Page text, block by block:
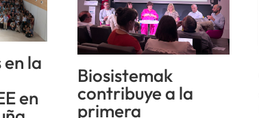
la
en
Biosistemak
contribuye a la
primera